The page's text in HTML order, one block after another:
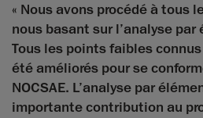
« Nous avons procédé à tous
nous basant sur l’analyse
Tous les points faibles
été améliorés pour se
NOCSAE. L’analyse par
importante contribution au